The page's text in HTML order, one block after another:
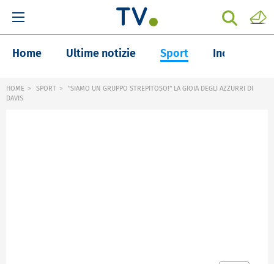
Home Ultime notizie Sport Inchieste
HOME SPORT
"SIAMO UN GRUPPO STREPITOSO!" LA GIOIA DEGLI AZZURRI DI
DAVIS